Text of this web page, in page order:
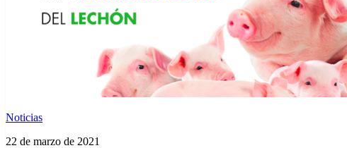
Noticias
22 de marzo de 2021